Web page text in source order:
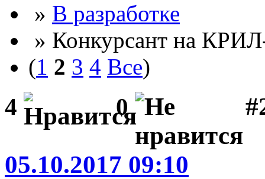
» В разработке
» Конкурсант на
(1 2 3 4 Все)
4 0
05.10.2017 09:10